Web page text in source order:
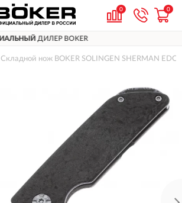
0 0
Складной нож BOKER SOLINGEN SHERMAN EDC